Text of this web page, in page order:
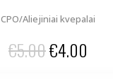
CPO/Aliejiniai kvepalai
€5.00Original
€4.00